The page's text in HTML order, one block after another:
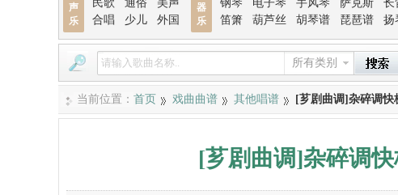
声
乐
民歌 通俗
美声
合唱
少儿 外国
器
乐
钢琴 电子琴 手风琴 萨克斯 长
笛箫
葫芦丝 胡琴谱 琵琶谱 扬
所有类别
当前位置： 首页 戏曲曲谱 其他唱谱 [芗剧曲调]杂碎调快
[芗剧曲调]杂碎调快